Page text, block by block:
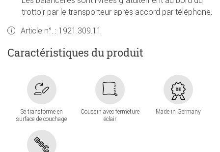
trottoir par le transporteur après accord par téléphone.
Article n°. : 1921.309.11
Caractéristiques du produit
Se transforme en
surface de couchage
Coussin avec fermeture
éclair
Made in Germany